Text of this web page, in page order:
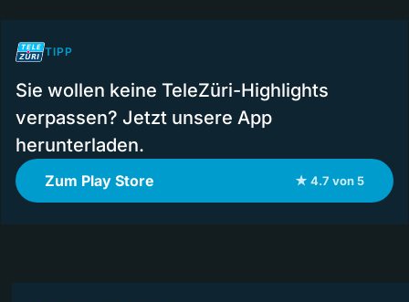
TIPP
Sie wollen keine TeleZüri-Highlights
verpassen? Jetzt unsere App
herunterladen.
Zum Play Store ★ 4.7 von 5